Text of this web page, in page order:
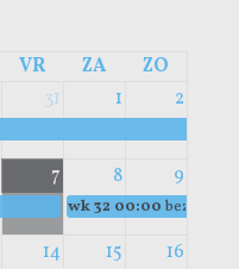
VR ZA
ZO
31 1 2
7 8 9
wk 32 00:00 bezet
14 15 16